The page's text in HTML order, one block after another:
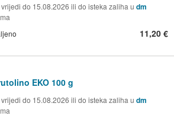
do 15.08.2026 ili do isteka zaliha u dm
11,20 €
EKO 100 g
do 15.08.2026 ili do isteka zaliha u dm